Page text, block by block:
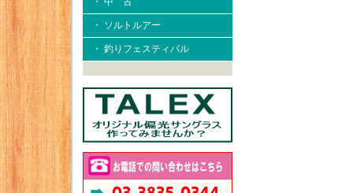
・ ソルトルアー
・ 釣りフェスティバル